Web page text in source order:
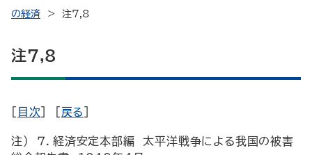
の経済
注7,8
注7,8
目次 戻る
注） ７．経済安定本部編 太平洋戦争による我国の被害